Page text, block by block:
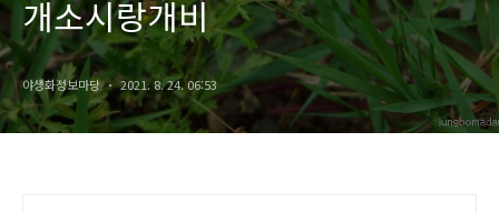
개소시랑개비
야생화정보마당 2021. 8. 24. 06:53